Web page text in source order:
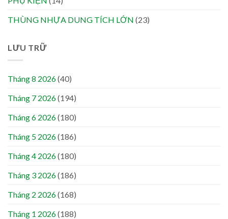
THÙNG NHỰA DUNG TÍCH LỚN (23)
LƯU TRỮ
Tháng 8 2026(40)
Tháng 7 2026(194)
Tháng 6 2026(180)
Tháng 5 2026(186)
Tháng 4 2026(180)
Tháng 3 2026(186)
Tháng 2 2026(168)
Tháng 1 2026(188)